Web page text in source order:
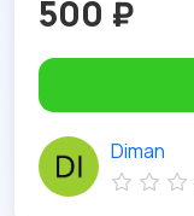
500 ₽
Diman